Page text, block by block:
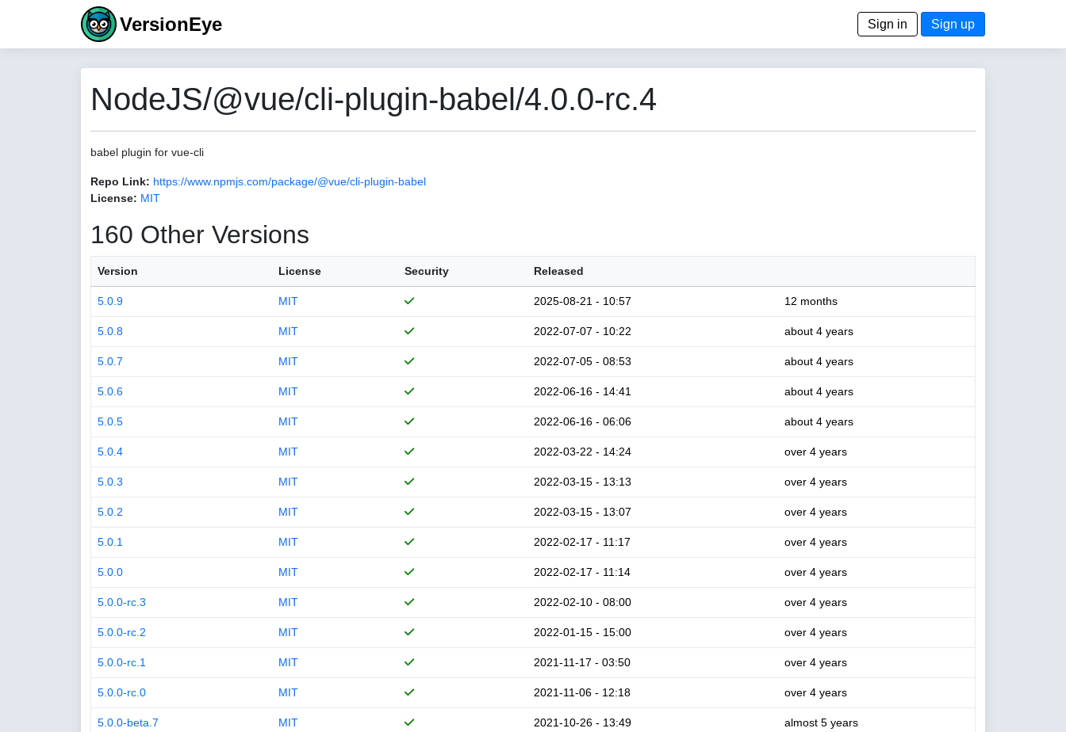
VersionEye Sign in Sign up
NodeJS/@vue/cli-plugin-babel/4.0.0-rc.4
babel plugin for vue-cli
Repo Link: https://www.npmjs.com/package/@vue/cli-plugin-babel
License: MIT
160 Other Versions
Version License Security Released
5.0.9 MIT 2025-08-21 - 10:57 12 months
5.0.8 MIT 2022-07-07 - 10:22 about 4 years
5.0.7 MIT 2022-07-05 - 08:53 about 4 years
5.0.6 MIT 2022-06-16 - 14:41 about 4 years
5.0.5 MIT 2022-06-16 - 06:06 about 4 years
5.0.4 MIT 2022-03-22 - 14:24 over 4 years
5.0.3 MIT 2022-03-15 - 13:13 over 4 years
5.0.2 MIT 2022-03-15 - 13:07 over 4 years
5.0.1 MIT 2022-02-17 - 11:17 over 4 years
5.0.0 MIT 2022-02-17 - 11:14 over 4 years
5.0.0-rc.3 MIT 2022-02-10 - 08:00 over 4 years
5.0.0-rc.2 MIT 2022-01-15 - 15:00 over 4 years
5.0.0-rc.1 MIT 2021-11-17 - 03:50 over 4 years
5.0.0-rc.0 MIT 2021-11-06 - 12:18 over 4 years
5.0.0-beta.7 MIT 2021-10-26 - 13:49 almost 5 years